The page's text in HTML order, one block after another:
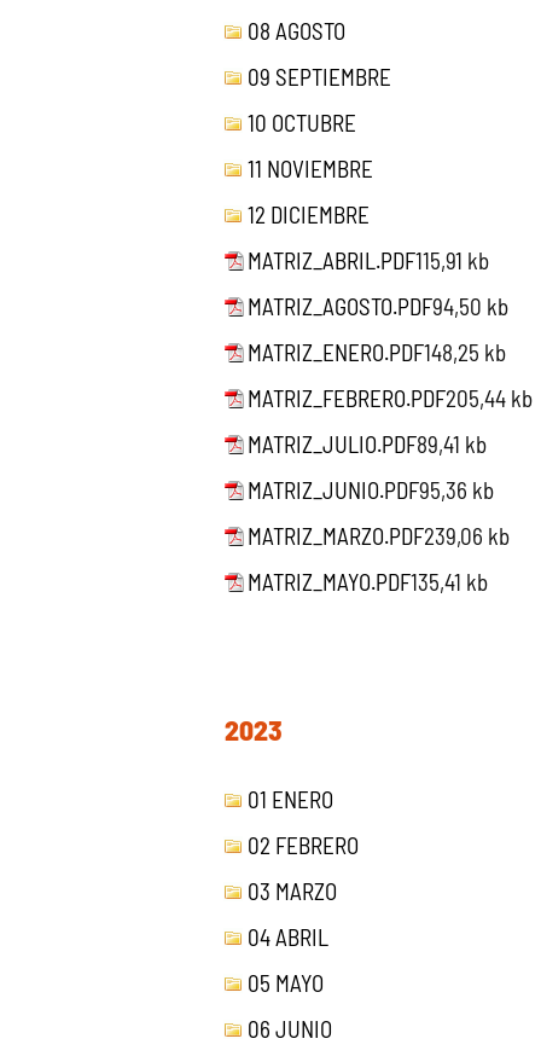
08 AGOSTO
09 SEPTIEMBRE
10 OCTUBRE
11 NOVIEMBRE
12 DICIEMBRE
MATRIZ_ABRIL.PDF115,91 kb
MATRIZ_AGOSTO.PDF94,50 kb
MATRIZ_ENERO.PDF148,25 kb
MATRIZ_FEBRERO.PDF205,44 kb
MATRIZ_JULIO.PDF89,41 kb
MATRIZ_JUNIO.PDF95,36 kb
MATRIZ_MARZO.PDF239,06 kb
MATRIZ_MAYO.PDF135,41 kb
2023
01 ENERO
02 FEBRERO
03 MARZO
04 ABRIL
05 MAYO
06 JUNIO